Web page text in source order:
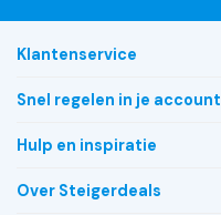
Klantenservice
Snel regelen in je account
Hulp en inspiratie
Over Steigerdeals